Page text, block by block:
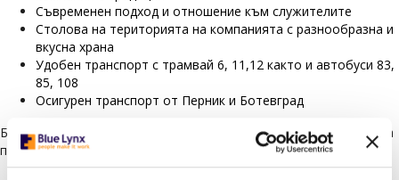
Съвременен подход и отношение към служителите
Столова на територията на компанията с разнообразна и
вкусна храна
Удобен транспорт с трамвай 6, 11,12 както и автобуси 83,
85, 108
Осигурен транспорт от Перник и Ботевград
Блу Линкс Кариери ЕООД е регистриран посредник за подбор на
персонал с Лиценз № 3173/06.07.2021 г. с безсрочна валидност.